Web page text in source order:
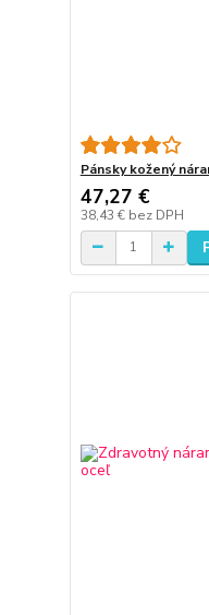
Pánsky kožený
47,27 €
38,43 € bez DPH